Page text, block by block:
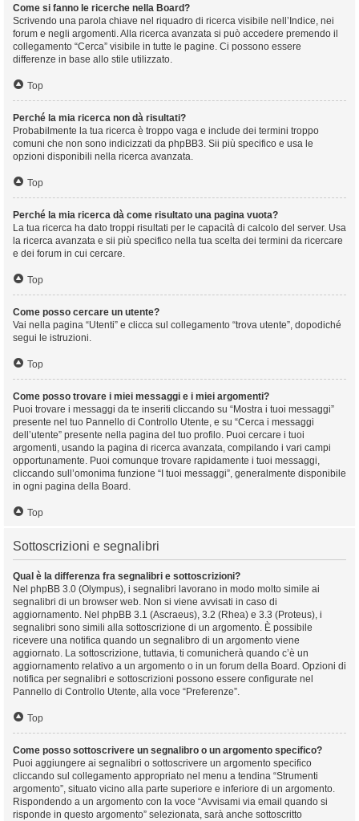
Come si fanno le ricerche nella Board?
Scrivendo una parola chiave nel riquadro di ricerca visibile nell’Indice, nei
forum e negli argomenti. Alla ricerca avanzata si può accedere premendo il
collegamento “Cerca” visibile in tutte le pagine. Ci possono essere
differenze in base allo stile utilizzato.
Top
Perché la mia ricerca non dà risultati?
Probabilmente la tua ricerca è troppo vaga e include dei termini troppo
comuni che non sono indicizzati da phpBB3. Sii più specifico e usa le
opzioni disponibili nella ricerca avanzata.
Top
Perché la mia ricerca dà come risultato una pagina vuota?
La tua ricerca ha dato troppi risultati per le capacità di calcolo del server. Usa
la ricerca avanzata e sii più specifico nella tua scelta dei termini da ricercare
e dei forum in cui cercare.
Top
Come posso cercare un utente?
Vai nella pagina “Utenti” e clicca sul collegamento “trova utente”, dopodiché
segui le istruzioni.
Top
Come posso trovare i miei messaggi e i miei argomenti?
Puoi trovare i messaggi da te inseriti cliccando su “Mostra i tuoi messaggi”
presente nel tuo Pannello di Controllo Utente, e su “Cerca i messaggi
dell’utente” presente nella pagina del tuo profilo. Puoi cercare i tuoi
argomenti, usando la pagina di ricerca avanzata, compilando i vari campi
opportunamente. Puoi comunque trovare rapidamente i tuoi messaggi,
cliccando sull’omonima funzione “I tuoi messaggi”, generalmente disponibile
in ogni pagina della Board.
Top
Sottoscrizioni e segnalibri
Qual è la differenza fra segnalibri e sottoscrizioni?
Nel phpBB 3.0 (Olympus), i segnalibri lavorano in modo molto simile ai
segnalibri di un browser web. Non si viene avvisati in caso di
aggiornamento. Nel phpBB 3.1 (Ascraeus), 3.2 (Rhea) e 3.3 (Proteus), i
segnalibri sono simili alla sottoscrizione di un argomento. È possibile
ricevere una notifica quando un segnalibro di un argomento viene
aggiornato. La sottoscrizione, tuttavia, ti comunicherà quando c’è un
aggiornamento relativo a un argomento o in un forum della Board. Opzioni di
notifica per segnalibri e sottoscrizioni possono essere configurate nel
Pannello di Controllo Utente, alla voce “Preferenze”.
Top
Come posso sottoscrivere un segnalibro o un argomento specifico?
Puoi aggiungere ai segnalibri o sottoscrivere un argomento specifico
cliccando sul collegamento appropriato nel menu a tendina “Strumenti
argomento”, situato vicino alla parte superiore e inferiore di un argomento.
Rispondendo a un argomento con la voce “Avvisami via email quando si
risponde in questo argomento” selezionata, sarà anche sottoscritto